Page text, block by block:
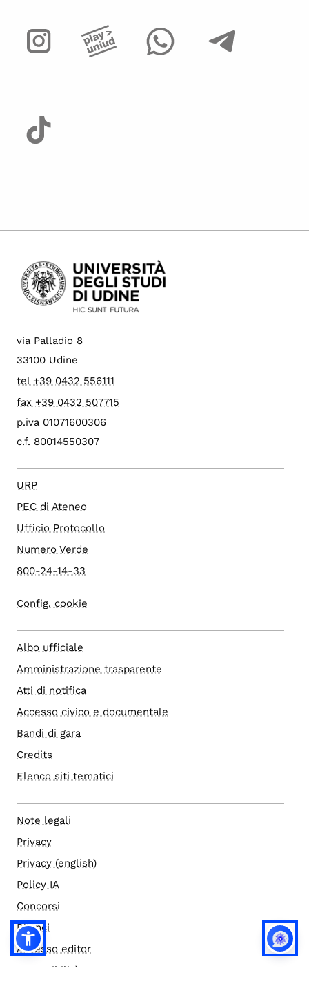
via Palladio 8
33100 Udine
tel +39 0432 556111
fax +39 0432 507715
p.iva 01071600306
c.f. 80014550307
URP
PEC di Ateneo
Ufficio Protocollo
Numero Verde
800-24-14-33
Config. cookie
Albo ufficiale
Amministrazione trasparente
Atti di notifica
Accesso civico e documentale
Bandi di gara
Credits
Elenco siti tematici
Note legali
Privacy
Privacy (english)
Policy IA
Concorsi
Bilanci
Accesso editor
Accessibilità